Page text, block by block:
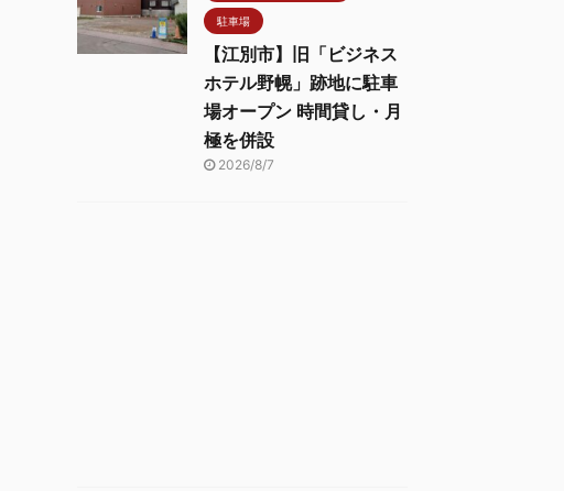
駐車場
【江別市】旧「ビジネス
ホテル野幌」跡地に駐車
場オープン 時間貸し・月
極を併設
2026/8/7